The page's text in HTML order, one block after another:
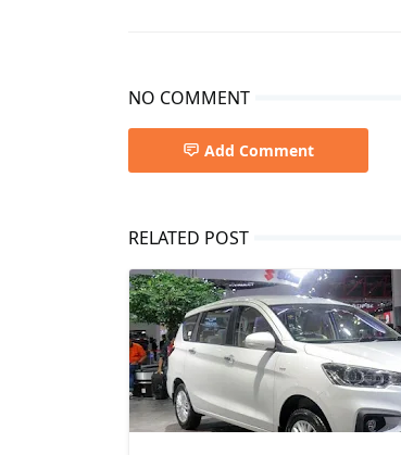
NO COMMENT
Add Comment
RELATED POST